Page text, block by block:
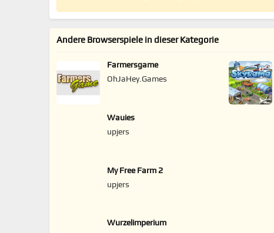
Andere Browserspiele in dieser Kategorie
Farmersgame
OhJaHey.Games
Wauies
upjers
My Free Farm 2
upjers
Wurzelimperium